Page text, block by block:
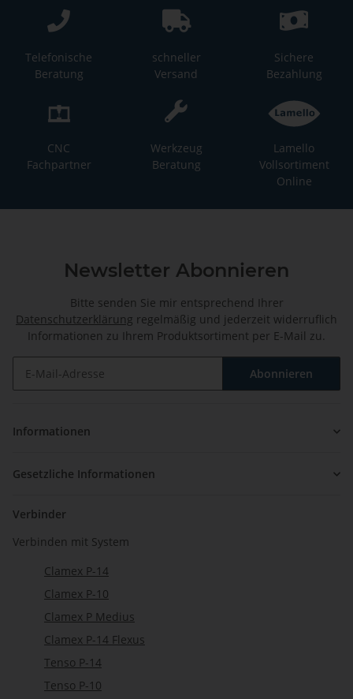
Telefonische
Beratung
schneller
Versand
Sichere
Bezahlung
CNC
Fachpartner
Werkzeug
Beratung
Lamello
Vollsortiment
Online
Newsletter Abonnieren
Bitte senden Sie mir entsprechend Ihrer
Datenschutzerklärung regelmäßig und jederzeit widerruflich
Informationen zu Ihrem Produktsortiment per E-Mail zu.
Abonnieren
Informationen
Gesetzliche Informationen
Verbinder
Verbinden mit System
Clamex P-14
Clamex P-10
Clamex P Medius
Clamex P-14 Flexus
Tenso P-14
Tenso P-10